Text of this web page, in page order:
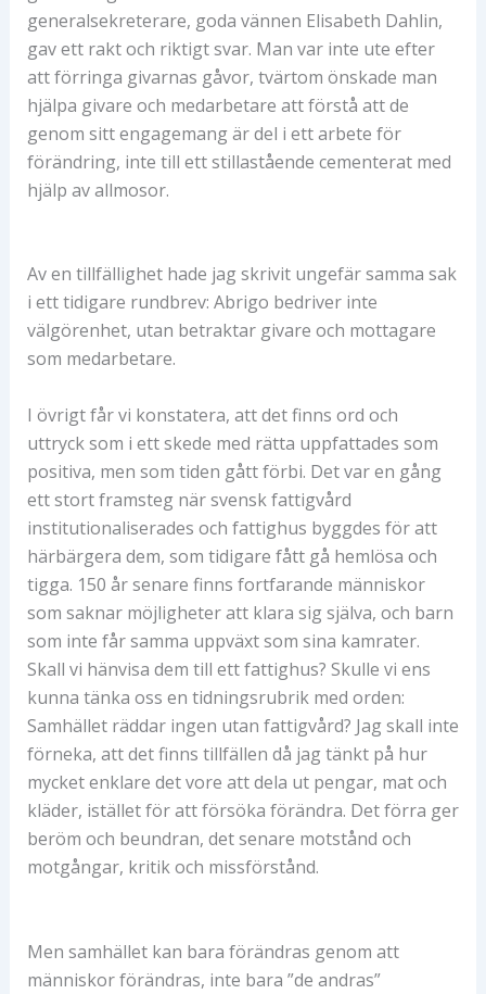
generalsekreterare, goda vännen Elisabeth Dahlin,
gav ett rakt och riktigt svar. Man var inte ute efter
att förringa givarnas gåvor, tvärtom önskade man
hjälpa givare och medarbetare att förstå att de
genom sitt engagemang är del i ett arbete för
förändring, inte till ett stillastående cementerat med
hjälp av allmosor.
Av en tillfällighet hade jag skrivit ungefär samma sak
i ett tidigare rundbrev: Abrigo bedriver inte
välgörenhet, utan betraktar givare och mottagare
som medarbetare.
I övrigt får vi konstatera, att det finns ord och
uttryck som i ett skede med rätta uppfattades som
positiva, men som tiden gått förbi. Det var en gång
ett stort framsteg när svensk fattigvård
institutionaliserades och fattighus byggdes för att
härbärgera dem, som tidigare fått gå hemlösa och
tigga. 150 år senare finns fortfarande människor
som saknar möjligheter att klara sig själva, och barn
som inte får samma uppväxt som sina kamrater.
Skall vi hänvisa dem till ett fattighus? Skulle vi ens
kunna tänka oss en tidningsrubrik med orden:
Samhället räddar ingen utan fattigvård? Jag skall inte
förneka, att det finns tillfällen då jag tänkt på hur
mycket enklare det vore att dela ut pengar, mat och
kläder, istället för att försöka förändra. Det förra ger
beröm och beundran, det senare motstånd och
motgångar, kritik och missförstånd.
Men samhället kan bara förändras genom att
människor förändras, inte bara ”de andras”